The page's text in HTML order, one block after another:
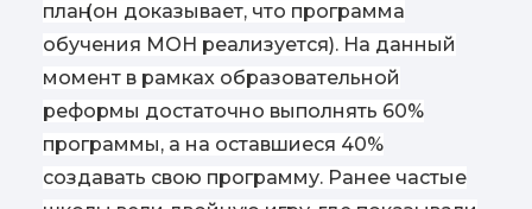
план(он доказывает, что программа
обучения МОН реализуется). На данный
момент в рамках образовательной
реформы достаточно выполнять 60%
программы, а на оставшиеся 40%
создавать свою программу. Ранее частые